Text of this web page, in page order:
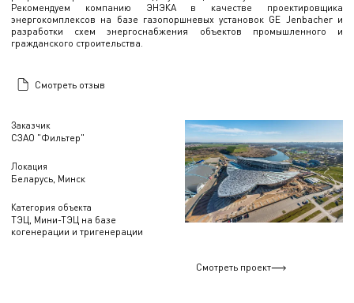
Заказчик
СЗАО "Фильтер"
Локация
Беларусь, Минск
Категория объекта
ТЭЦ, Мини-ТЭЦ на базе
когенерации и тригенерации
Рекомендуем компанию ЭНЭКА в качестве проектировщика
энергокомплексов на базе газопоршневых установок GE Jenbacher и
разработки схем энергоснабжения объектов промышленного и
гражданского строительства.
Смотреть отзыв
Смотреть проект